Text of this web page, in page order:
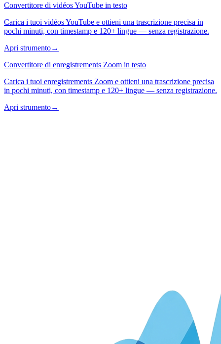
Convertitore di vidéos YouTube in testo
Carica i tuoi vidéos YouTube e ottieni una trascrizione precisa in
pochi minuti, con timestamp e 120+ lingue — senza registrazione.
Apri strumento→
Convertitore di enregistrements Zoom in testo
Carica i tuoi enregistrements Zoom e ottieni una trascrizione precisa
in pochi minuti, con timestamp e 120+ lingue — senza registrazione.
Apri strumento→